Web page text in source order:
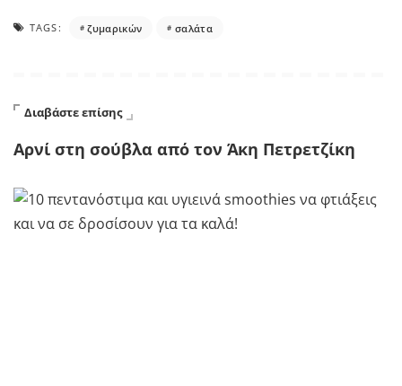
TAGS: ζυμαρικών σαλάτα
Διαβάστε επίσης
Αρνί στη σούβλα από τον Άκη Πετρετζίκη